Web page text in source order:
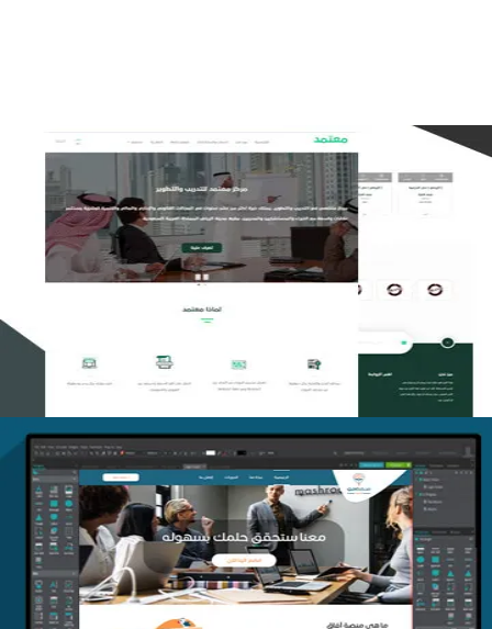
تصميم منصة معتمد للتدريب
التفاصيل
منصة أفق للتدريب
التفاصيل